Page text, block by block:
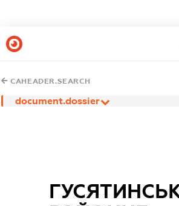
CAHEADER.SEARCH
document.dossier